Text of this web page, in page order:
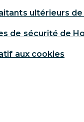
ultérieurs
de sécurité de
aux cookies